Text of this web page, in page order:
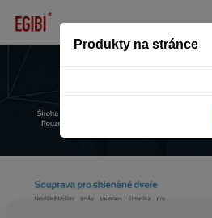
Produkty na stránce